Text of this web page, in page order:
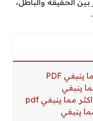
الحقيقة والباطل،
.